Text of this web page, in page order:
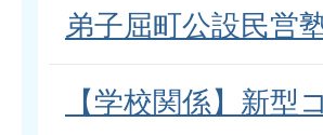
弟子屈町公設民営
【学校関係】新